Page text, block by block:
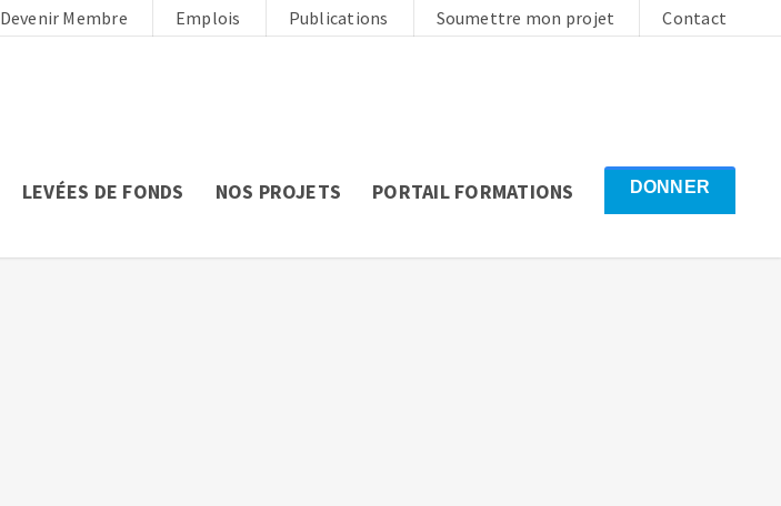
Devenir Membre Emplois Publications Soumettre mon projet Contact
LEVÉES DE FONDS NOS PROJETS PORTAIL FORMATIONS DONNER